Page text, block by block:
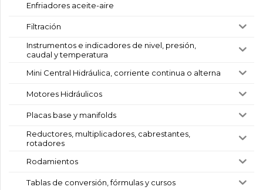
Enfriadores aceite-aire
Filtración
Instrumentos e indicadores de nivel, presión,
caudal y temperatura
Mini Central Hidráulica, corriente continua o alterna
Motores Hidráulicos
Placas base y manifolds
Reductores, multiplicadores, cabrestantes,
rotadores
Rodamientos
Tablas de conversión, fórmulas y cursos